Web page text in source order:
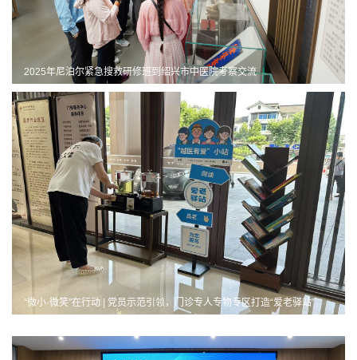
2025年尼泊尔紧急搜救研修班到绍兴市中医院考察交流
“微小·微笑”在行动 | 党员示范引领，门诊专人专物专区打造“爱老驿站”